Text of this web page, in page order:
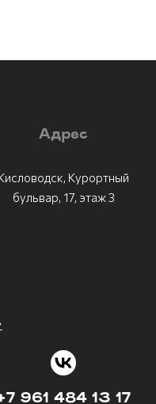
Адрес
Курортный
бульвар, 17, этаж 3
961 484 13 17